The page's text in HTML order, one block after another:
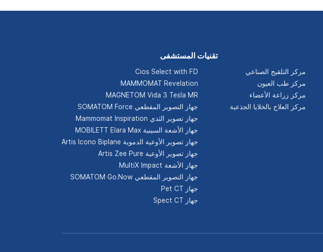
مركز التلقيح الصناعي
مركز طب العيون
مركز زراعة الأعضاء
مركز العلاج بالخلايا الجذعية
تقنيات المستشفى
Cios Select with FD
MAMMOMAT Revelation
MAGNETOM Vida 3 Tesla MR
جهاز التصوير المقطعي SOMATOM Force
جهاز تصوير الثدي Mammomat Inspiration
جهاز الأشعة السينية MOBILETT Elara Max
جهاز تصوير الأوعية الدموية Artis Icono Biplane
جهاز تصوير الأوعية Artis Zee Pure
جهاز الأشعة MultiX Impact
جهاز التصوير المقطعي SOMATOM Go.Now
جهاز Pet CT
جهاز Spect CT